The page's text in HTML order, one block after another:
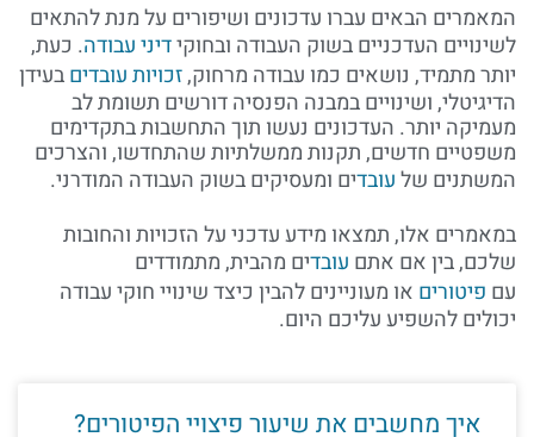
המאמרים הבאים עברו עדכונים ושיפורים על מנת להתאים
לשינויים העדכניים בשוק העבודה ובחוקידיני עבודה. כעת,
יותר מתמיד, נושאים כמו עבודה מרחוק,זכויות עובדיםבעידן
הדיגיטלי, ושינויים במבנה הפנסיה דורשים תשומת לב
מעמיקה יותר. העדכונים נעשו תוך התחשבות בתקדימים
משפטיים חדשים, תקנות ממשלתיות שהתחדשו, והצרכים
המשתנים שלעובדים ומעסיקים בשוק העבודה המודרני.
במאמרים אלו, תמצאו מידע עדכני על הזכויות והחובות
שלכם, בין אם אתם עובדים מהבית, מתמודדים
עם פיטורים או מעוניינים להבין כיצד שינויי חוקי עבודה
יכולים להשפיע עליכם היום.
איך מחשבים את שיעור פיצויי הפיטורים?